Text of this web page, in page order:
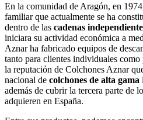
En la comunidad de Aragón, en
familiar que actualmente se ha
dentro de las cadenas
iniciara su actividad económica a
Aznar ha fabricado equipos de
tanto para clientes individuales como
la reputación de Colchones Aznar
nacional de colchones de alta gama
además de cubrir la tercera parte de
adquieren en España.